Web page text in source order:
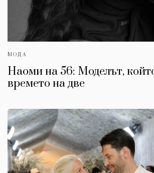
МОДА
Наоми на 56: Моделът,
времето на две